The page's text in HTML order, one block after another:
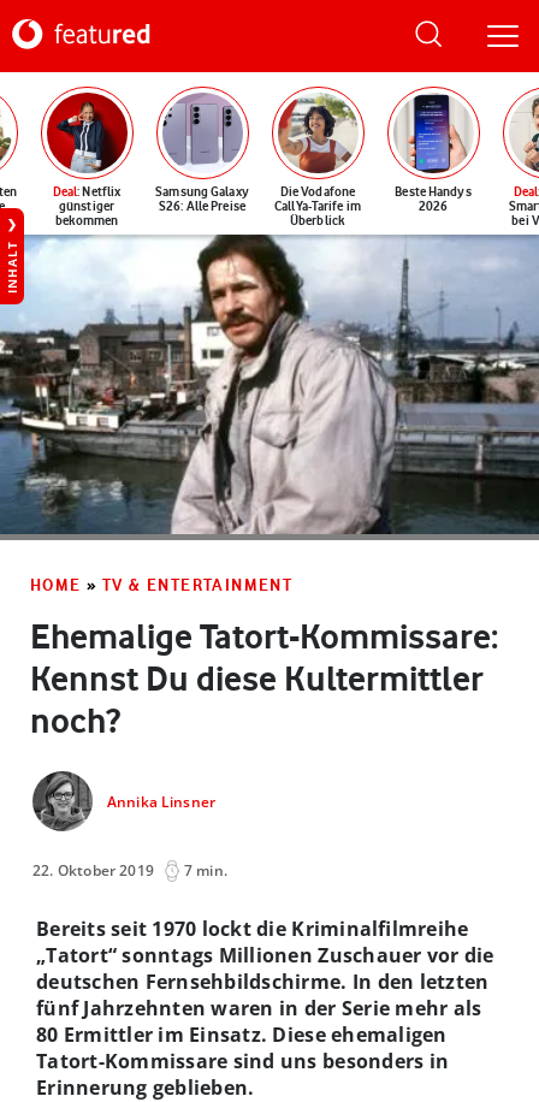
Deal: Netflix
günstiger
bekommen
Samsung Galaxy
S26: Alle Preise
Die Vodafone
CallYa-Tarife im
Überblick
Beste Handys
2026
Deal
bei
INHALT
HOME » TV & ENTERTAINMENT
Ehemalige Tatort-Kommissare:
Kennst Du diese Kultermittler
noch?
Annika Linsner
22. Oktober 2019 7 min.
Bereits seit 1970 lockt die Kriminalfilmreihe
„Tatort“ sonntags Millionen Zuschauer vor die
deutschen Fernsehbildschirme. In den letzten
fünf Jahrzehnten waren in der Serie mehr als
80 Ermittler im Einsatz. Diese ehemaligen
Tatort-Kommissare sind uns besonders in
Erinnerung geblieben.